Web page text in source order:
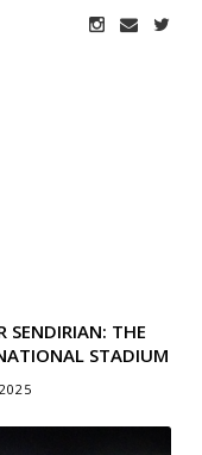
SENDIRIAN: THE
STADIUM